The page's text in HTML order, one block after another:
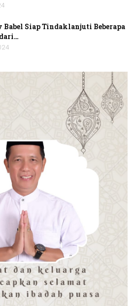
Babel Siap Tindaklanjuti Beberapa